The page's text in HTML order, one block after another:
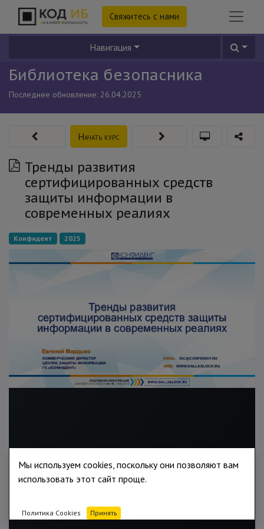
Свяжитесь с нами
Навигация
Библиотека безопасника
Последнее обновление: 26.04.2025
Тренды развития
сертифицированных средств
защиты информации в
современных реалиях
Начать курс
Конфидент 2025
Мы используем cookies, поскольку они позволяют вам
использовать этот сайт проще.
Политика Cookies Принять